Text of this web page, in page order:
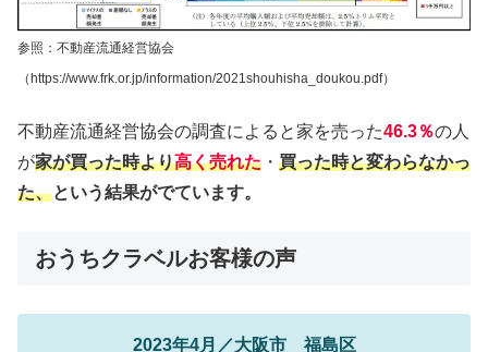
参照：不動産流通経営協会
（https://www.frk.or.jp/information/2021shouhisha_doukou.pdf）
不動産流通経営協会の調査によると家を売った46.3％の人
が家が買った時より高く売れた ・ 買った時と変わらなかっ
た、という結果がでています。
おうちクラベルお客様の声
2023年4月／大阪市 福島区